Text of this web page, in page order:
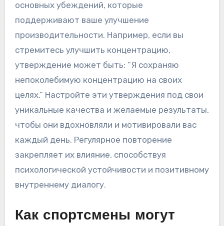
основных убеждений, которые
поддерживают ваше улучшение
производительности. Например, если вы
стремитесь улучшить концентрацию,
утверждение может быть: “Я сохраняю
непоколебимую концентрацию на своих
целях.” Настройте эти утверждения под свои
уникальные качества и желаемые результаты,
чтобы они вдохновляли и мотивировали вас
каждый день. Регулярное повторение
закрепляет их влияние, способствуя
психологической устойчивости и позитивному
внутреннему диалогу.
Как спортсмены могут